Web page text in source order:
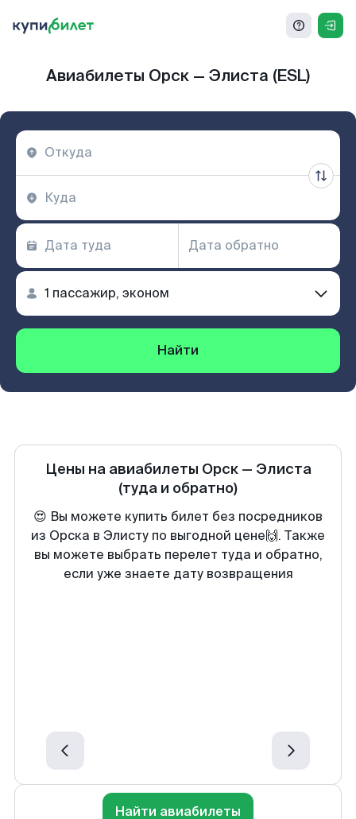
Авиабилеты Орск — Элиста (ESL)
Найти
Цены на авиабилеты Орск— Элиста
(туда и обратно)
😍 Вы можете купить билет без посредников
из Орска в Элисту по выгодной цене🙌. Также
вы можете выбрать перелет туда и обратно,
если уже знаете дату возвращения
Найти авиабилеты